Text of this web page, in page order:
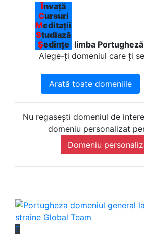
Învață
Cursuri
Meditații
Studiază
Ședințe limba
Alege-ți domeniul care ți
Arată toate domeniile
Nu regasești domeniul de
domeniu personalizat
Domeniu